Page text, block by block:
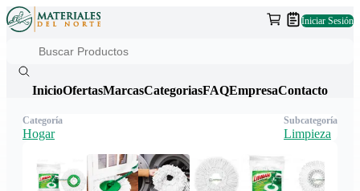
Iniciar Sesión
InicioOfertasMarcasCategoriasFAQEmpresaContacto
Categoría
Hogar
Subcategoría
Limpieza